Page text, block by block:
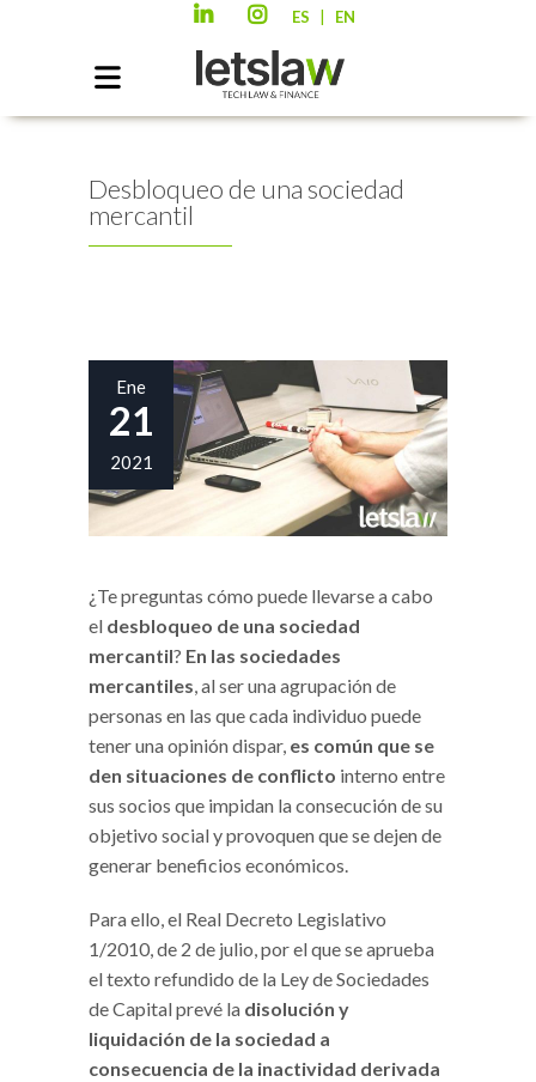
ES EN
Desbloqueo de una sociedad
mercantil
Ene
21
2021
¿Te preguntas cómo puede llevarse a cabo
el desbloqueo de una sociedad
mercantil? En las sociedades
mercantiles, al ser una agrupación de
personas en las que cada individuo puede
tener una opinión dispar, es común que se
den situaciones de conflicto interno entre
sus socios que impidan la consecución de su
objetivo social y provoquen que se dejen de
generar beneficios económicos.
Para ello, el Real Decreto Legislativo
1/2010, de 2 de julio, por el que se aprueba
el texto refundido de la Ley de Sociedades
de Capital prevé la disolución y
liquidación de la sociedad a
consecuencia de la inactividad derivada